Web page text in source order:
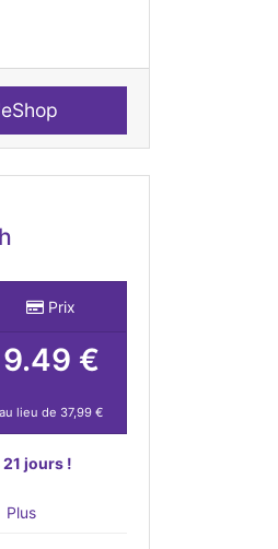
Prix
9.49 €
au lieu de 37,99 €
jours !
Plus